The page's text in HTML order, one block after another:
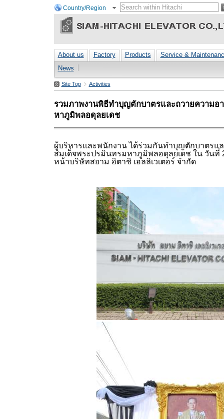
Country/Region
About us Factory Products
Service &
News
Site Top Activities
รวมภาพงานพิธีทำบุญตักบาตรและถวายความอ
หาภูมิพลอดุลยเดช
ผู้บริหารและพนักงาน ได้ร่วมกันทำบุญตักบาตรแ
สมเด็จพระปรมินทรมหาภูมิพลอดุลยเดช ใน วันที่
หน้าบริษัทสยาม ฮิตาชิ เอลลิเวเตอร์ จำกัด